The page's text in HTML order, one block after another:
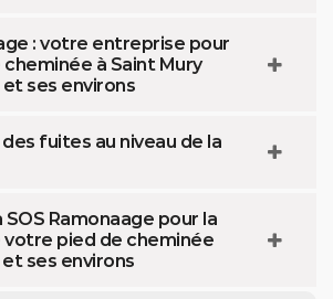
: votre entreprise pour
à Saint Mury
ses environs
fuites au niveau de la
SOS Ramonaage pour la
pied de cheminée
ses environs